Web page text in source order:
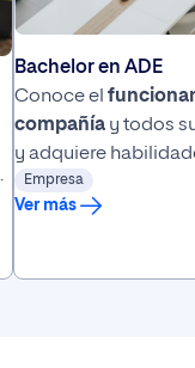
Bachelor en ADE
Conoce el
compañía y todos
y adquiere
decomunicación
éxito empresarial.
Empresa
Ver más